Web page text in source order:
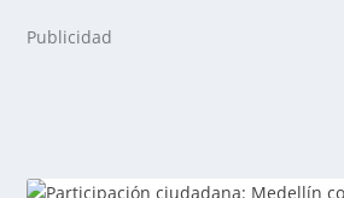
Publicidad